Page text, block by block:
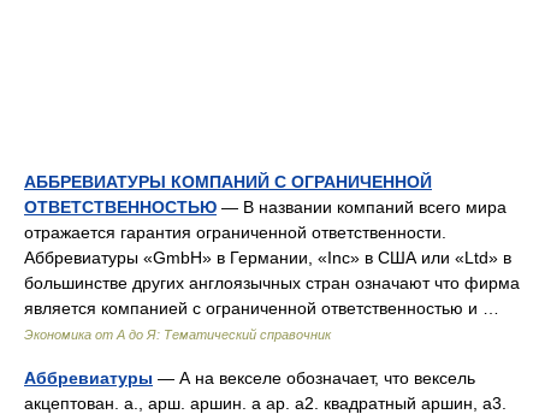
АББРЕВИАТУРЫ КОМПАНИЙ С ОГРАНИЧЕННОЙ
ОТВЕТСТВЕННОСТЬЮ — В названии компаний всего мира
отражается гарантия ограниченной ответственности.
Аббревиатуры «GmbH» в Германии, «Inc» в США или «Ltd» в
большинстве других англоязычных стран означают что фирма
является компанией с ограниченной ответственностью и …
Экономика от А до Я: Тематический справочник
Аббревиатуры — А на векселе обозначает, что вексель
акцептован. а., арш. аршин. а ар. а2. квадратный аршин, а3.